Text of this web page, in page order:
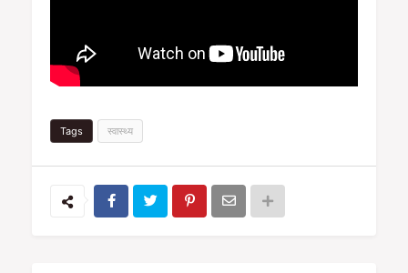
Tags स्वास्थ्य